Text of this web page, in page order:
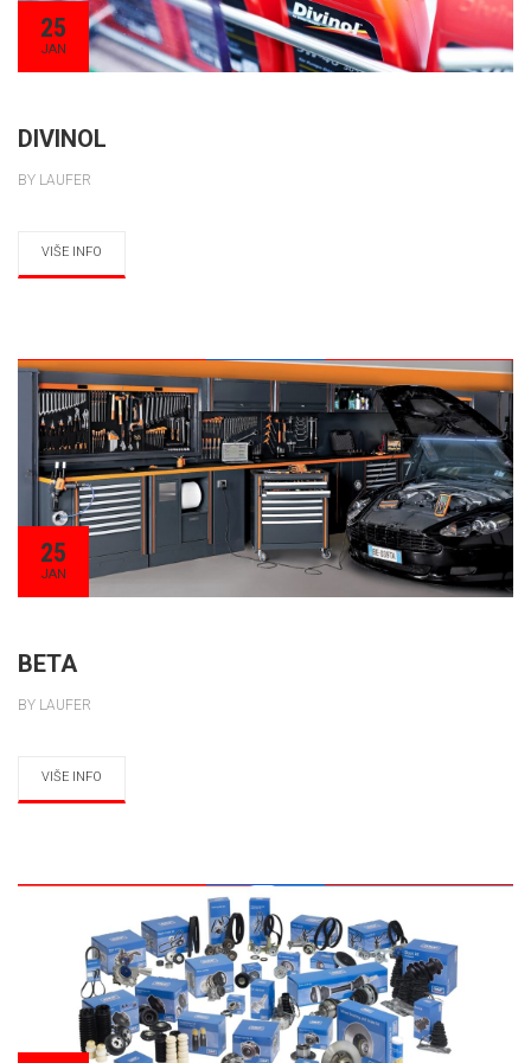
25
JAN
DIVINOL
BY LAUFER
VIŠE INFO
25
JAN
BETA
BY LAUFER
VIŠE INFO